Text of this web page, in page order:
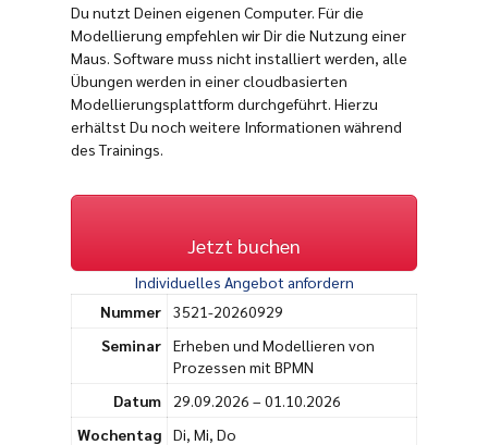
Du nutzt Deinen eigenen Computer. Für die
Modellierung empfehlen wir Dir die Nutzung einer
Maus. Software muss nicht installiert werden, alle
Übungen werden in einer cloudbasierten
Modellierungsplattform durchgeführt. Hierzu
erhältst Du noch weitere Informationen während
des Trainings.
Jetzt buchen
Individuelles Angebot anfordern
Nummer
3521-20260929
Seminar
Erheben und Modellieren von
Prozessen mit BPMN
Datum
29.09.2026 – 01.10.2026
Wochentag
Di, Mi, Do